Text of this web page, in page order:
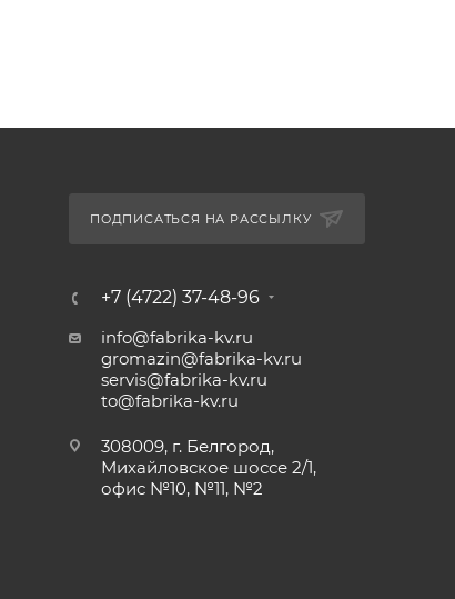
ПОДПИСАТЬСЯ НА РАССЫЛКУ
+7 (4722) 37-48-96
info@fabrika-kv.ru
gromazin@fabrika-kv.ru
servis@fabrika-kv.ru
to@fabrika-kv.ru
308009, г. Белгород,
Михайловское шоссе 2/1,
офис №10, №11, №2